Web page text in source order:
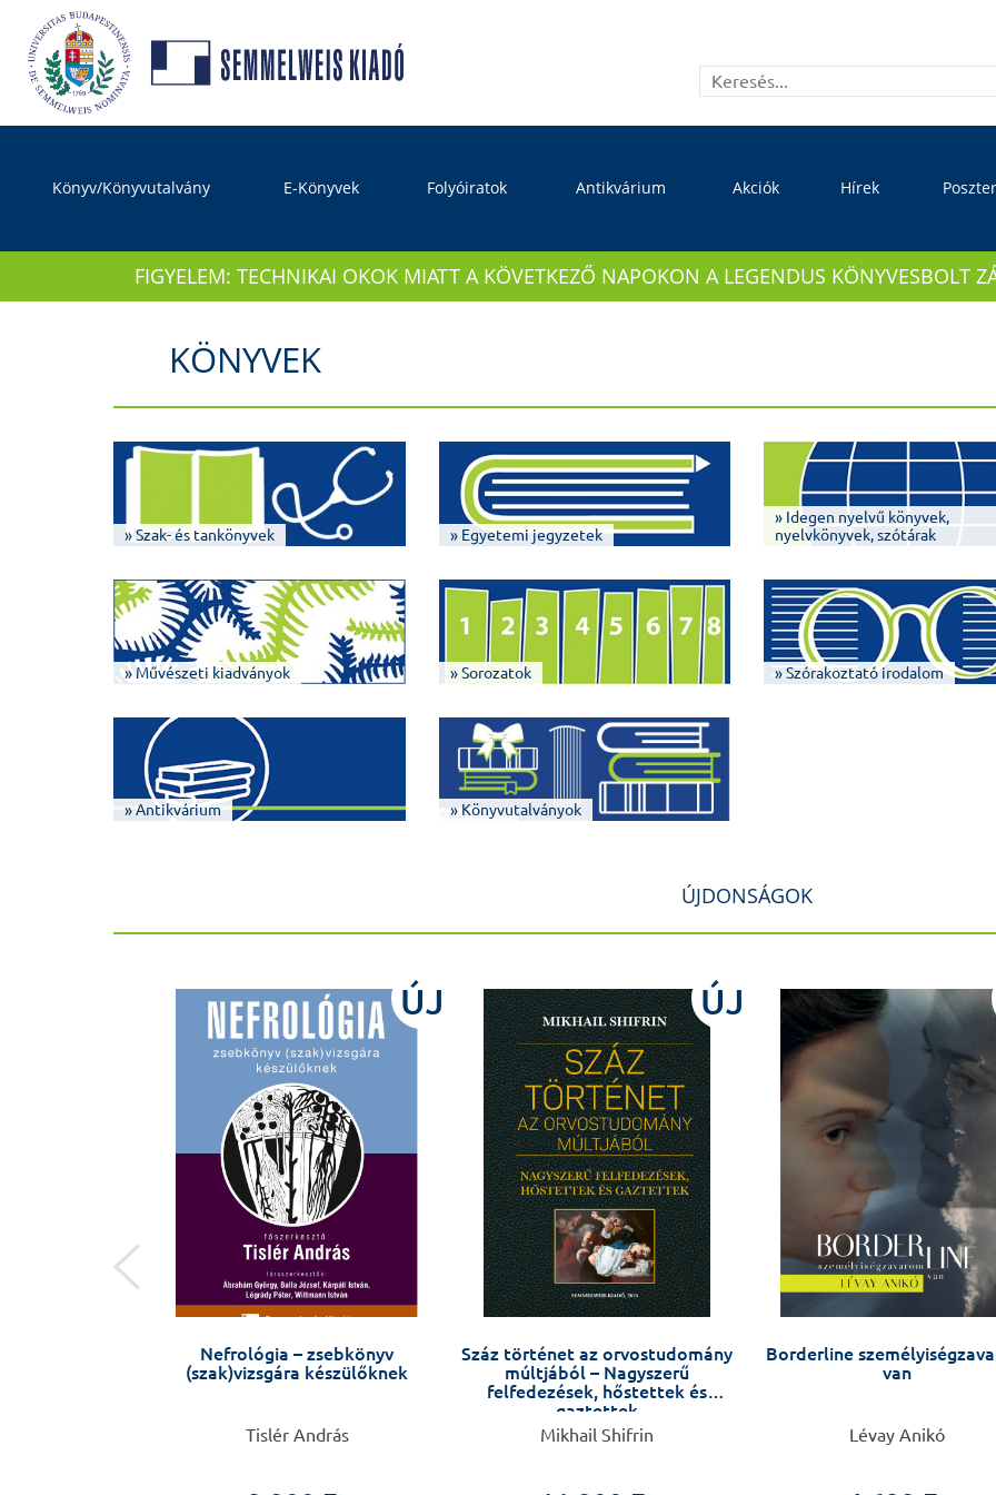
Könyv/Könyvutalvány E-Könyvek Folyóiratok Antikvárium Akciók Hírek
FIGYELEM: TECHNIKAI OKOK MIATT A KÖVETKEZŐ NAPOKON A LEGENDUS KÖNYVESBOLT
KÖNYVEK
» Szak- és tankönyvek » Egyetemi jegyzetek
» Idegen nyelvű könyvek,
nyelvkönyvek, szótárak
» Művészeti kiadványok » Sorozatok » Szórakoztató irodalom
» Antikvárium » Könyvutalványok
ÚJDONSÁGOK
ÚJ
Nefrológia – zsebkönyv
(szak)vizsgára készülőknek
Tislér András
ÚJ
Száz történet az orvostudomány
múltjából – Nagyszerű
felfedezések, hőstettek és
gaztettek
Mikhail Shifrin
Borderline
van
Lévay Anikó